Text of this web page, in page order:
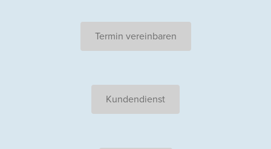
Termin vereinbaren
Kundendienst